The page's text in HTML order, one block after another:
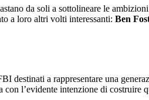
da soli a sottolineare le
a loro altri volti interessanti: Ben
destinati a rappresentare una
l’evidente intenzione di costruire